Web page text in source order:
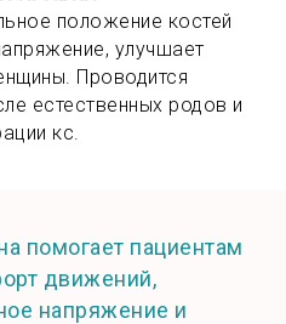
положение костей
улучшает
Проводится
естественных родов и
кс.
помогает пациентам
движений,
напряжение и